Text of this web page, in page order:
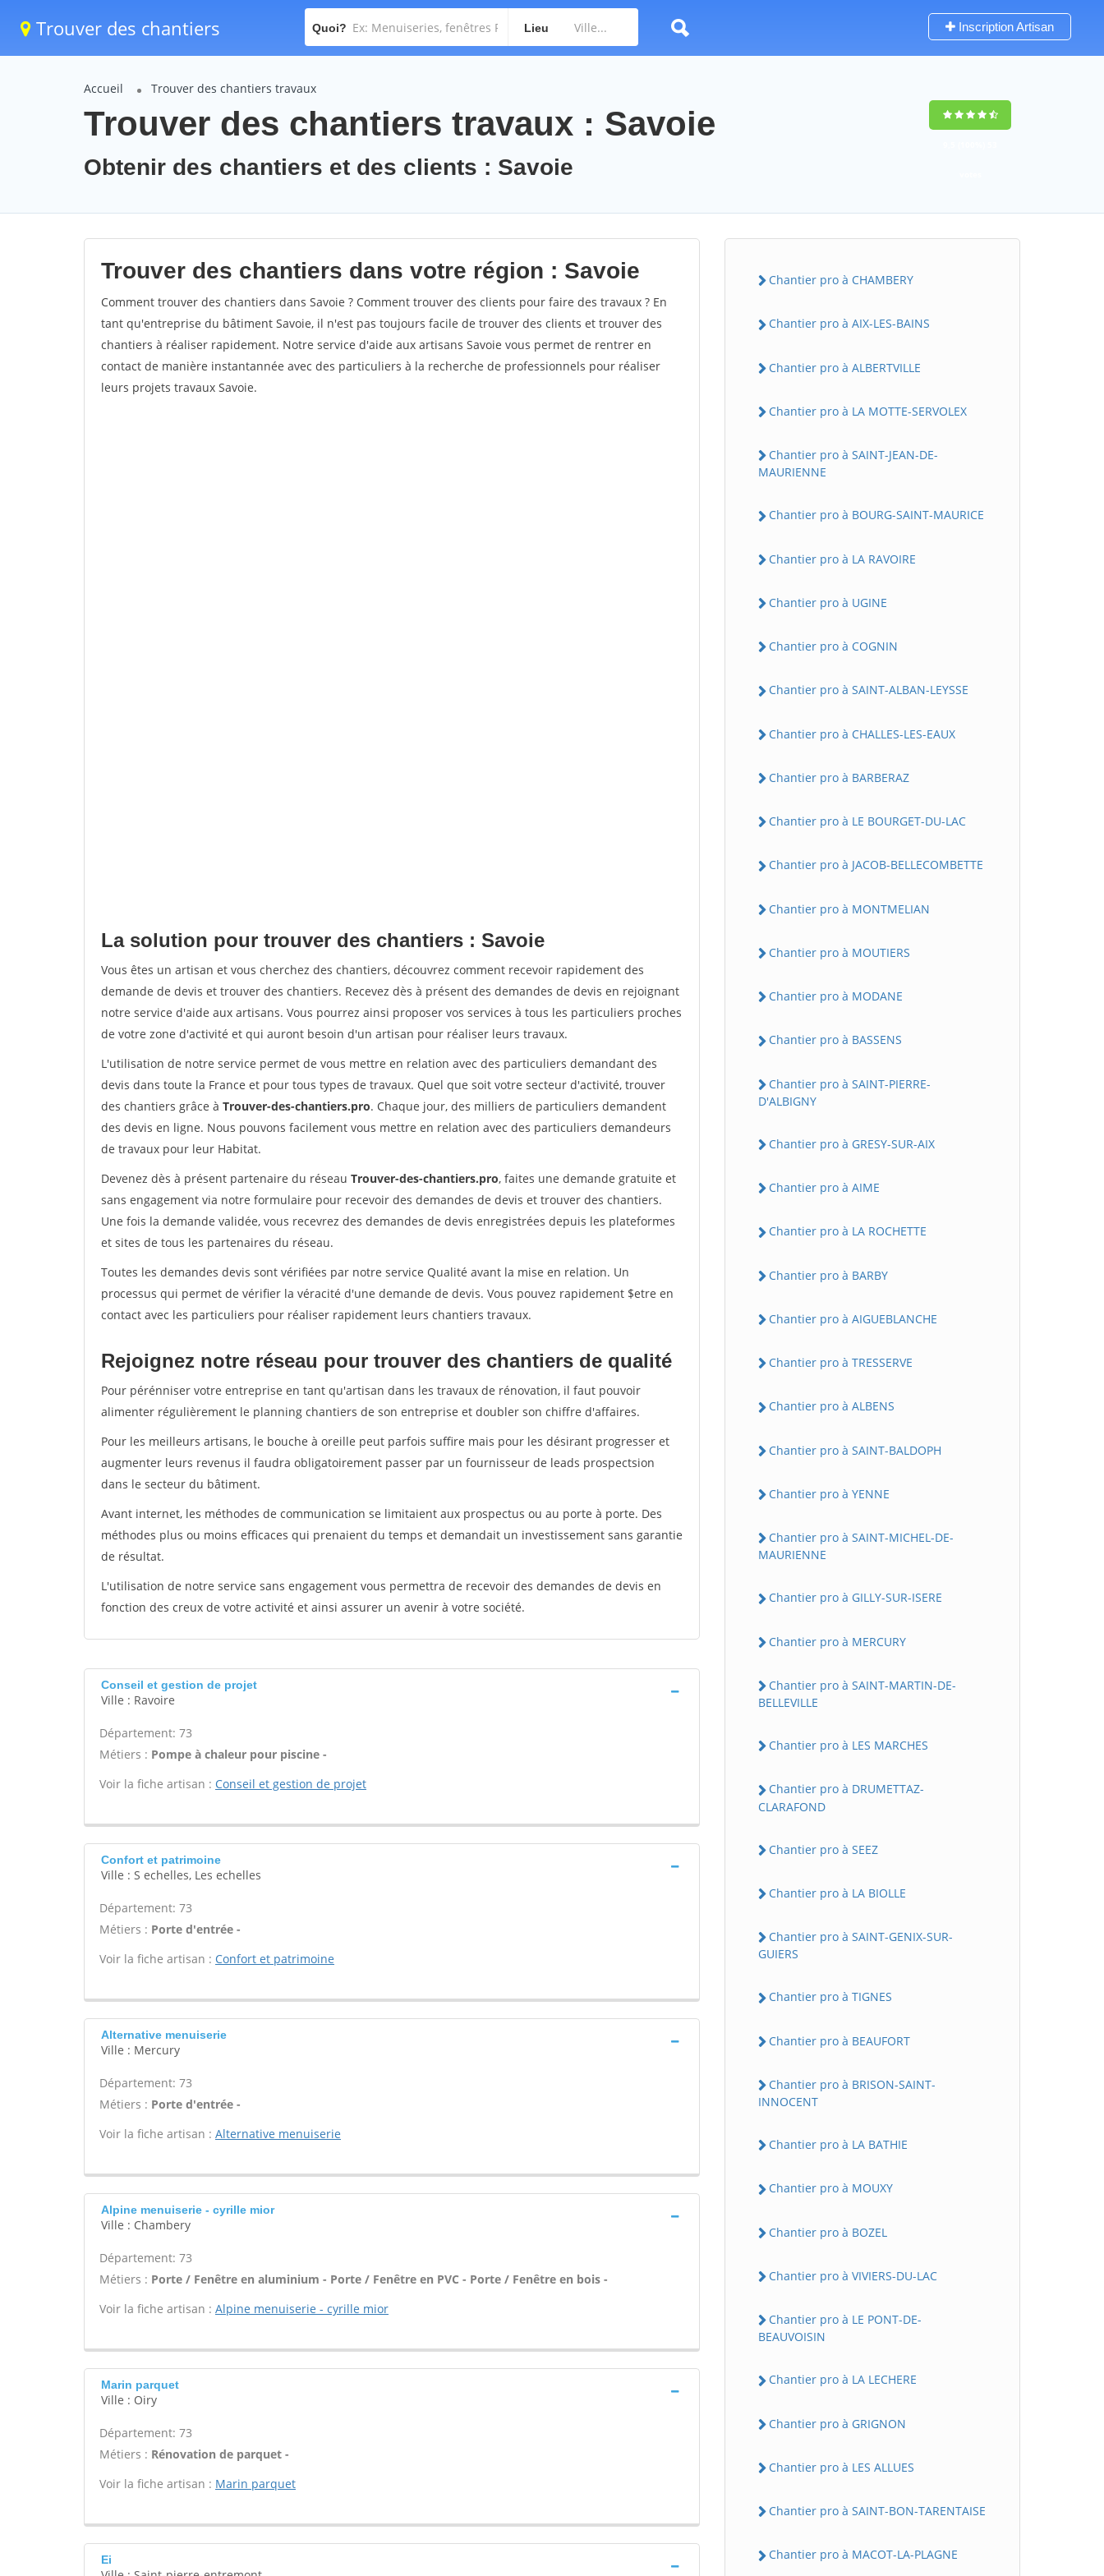
Trouver des chantiers Quoi? Lieu Inscription Artisan
Accueil Trouver des chantiers travaux
Trouver des chantiers travaux : Savoie
Obtenir des chantiers et des clients : Savoie
Trouver des chantiers dans votre région : Savoie
Comment trouver des chantiers dans Savoie ? Comment trouver des clients pour faire des travaux ? En
tant qu'entreprise du bâtiment Savoie, il n'est pas toujours facile de trouver des clients et trouver des
chantiers à réaliser rapidement. Notre service d'aide aux artisans Savoie vous permet de rentrer en
contact de manière instantannée avec des particuliers à la recherche de professionnels pour réaliser
leurs projets travaux Savoie.
La solution pour trouver des chantiers : Savoie
Vous êtes un artisan et vous cherchez des chantiers, découvrez comment recevoir rapidement des
demande de devis et trouver des chantiers. Recevez dès à présent des demandes de devis en rejoignant
notre service d'aide aux artisans. Vous pourrez ainsi proposer vos services à tous les particuliers proches
de votre zone d'activité et qui auront besoin d'un artisan pour réaliser leurs travaux.
L'utilisation de notre service permet de vous mettre en relation avec des particuliers demandant des
devis dans toute la France et pour tous types de travaux. Quel que soit votre secteur d'activité, trouver
des chantiers grâce à Trouver-des-chantiers.pro. Chaque jour, des milliers de particuliers demandent
des devis en ligne. Nous pouvons facilement vous mettre en relation avec des particuliers demandeurs
de travaux pour leur Habitat.
Devenez dès à présent partenaire du réseau Trouver-des-chantiers.pro, faites une demande gratuite et
sans engagement via notre formulaire pour recevoir des demandes de devis et trouver des chantiers.
Une fois la demande validée, vous recevrez des demandes de devis enregistrées depuis les plateformes
et sites de tous les partenaires du réseau.
Toutes les demandes devis sont vérifiées par notre service Qualité avant la mise en relation. Un
processus qui permet de vérifier la véracité d'une demande de devis. Vous pouvez rapidement $etre en
contact avec les particuliers pour réaliser rapidement leurs chantiers travaux.
Rejoignez notre réseau pour trouver des chantiers de qualité
Pour pérénniser votre entreprise en tant qu'artisan dans les travaux de rénovation, il faut pouvoir
alimenter régulièrement le planning chantiers de son entreprise et doubler son chiffre d'affaires.
Pour les meilleurs artisans, le bouche à oreille peut parfois suffire mais pour les désirant progresser et
augmenter leurs revenus il faudra obligatoirement passer par un fournisseur de leads prospectsion
dans le secteur du bâtiment.
Avant internet, les méthodes de communication se limitaient aux prospectus ou au porte à porte. Des
méthodes plus ou moins efficaces qui prenaient du temps et demandait un investissement sans garantie
de résultat.
L'utilisation de notre service sans engagement vous permettra de recevoir des demandes de devis en
fonction des creux de votre activité et ainsi assurer un avenir à votre société.
Conseil et gestion de projet
Ville : Ravoire
Département: 73
Métiers : Pompe à chaleur pour piscine -
Voir la fiche artisan : Conseil et gestion de projet
Confort et patrimoine
Ville : S echelles, Les echelles
Département: 73
Métiers : Porte d'entrée -
Voir la fiche artisan : Confort et patrimoine
Alternative menuiserie
Ville : Mercury
Département: 73
Métiers : Porte d'entrée -
Voir la fiche artisan : Alternative menuiserie
Alpine menuiserie - cyrille mior
Ville : Chambery
Département: 73
Métiers : Porte / Fenêtre en aluminium - Porte / Fenêtre en PVC - Porte / Fenêtre en bois -
Voir la fiche artisan : Alpine menuiserie - cyrille mior
Marin parquet
Ville : Oiry
Département: 73
Métiers : Rénovation de parquet -
Voir la fiche artisan : Marin parquet
Ei
Chantier pro à CHAMBERY
Chantier pro à AIX-LES-BAINS
Chantier pro à ALBERTVILLE
Chantier pro à LA MOTTE-SERVOLEX
Chantier pro à SAINT-JEAN-DE-
MAURIENNE
Chantier pro à BOURG-SAINT-MAURICE
Chantier pro à LA RAVOIRE
Chantier pro à UGINE
Chantier pro à COGNIN
Chantier pro à SAINT-ALBAN-LEYSSE
Chantier pro à CHALLES-LES-EAUX
Chantier pro à BARBERAZ
Chantier pro à LE BOURGET-DU-LAC
Chantier pro à JACOB-BELLECOMBETTE
Chantier pro à MONTMELIAN
Chantier pro à MOUTIERS
Chantier pro à MODANE
Chantier pro à BASSENS
Chantier pro à SAINT-PIERRE-
D'ALBIGNY
Chantier pro à GRESY-SUR-AIX
Chantier pro à AIME
Chantier pro à LA ROCHETTE
Chantier pro à BARBY
Chantier pro à AIGUEBLANCHE
Chantier pro à TRESSERVE
Chantier pro à ALBENS
Chantier pro à SAINT-BALDOPH
Chantier pro à YENNE
Chantier pro à SAINT-MICHEL-DE-
MAURIENNE
Chantier pro à GILLY-SUR-ISERE
Chantier pro à MERCURY
Chantier pro à SAINT-MARTIN-DE-
BELLEVILLE
Chantier pro à LES MARCHES
Chantier pro à DRUMETTAZ-
CLARAFOND
Chantier pro à SEEZ
Chantier pro à LA BIOLLE
Chantier pro à SAINT-GENIX-SUR-
GUIERS
Chantier pro à TIGNES
Chantier pro à BEAUFORT
Chantier pro à BRISON-SAINT-
INNOCENT
Chantier pro à LA BATHIE
Chantier pro à MOUXY
Chantier pro à BOZEL
Chantier pro à VIVIERS-DU-LAC
Chantier pro à LE PONT-DE-
BEAUVOISIN
Chantier pro à LA LECHERE
Chantier pro à GRIGNON
Chantier pro à LES ALLUES
Chantier pro à SAINT-BON-TARENTAISE
Chantier pro à MACOT-LA-PLAGNE